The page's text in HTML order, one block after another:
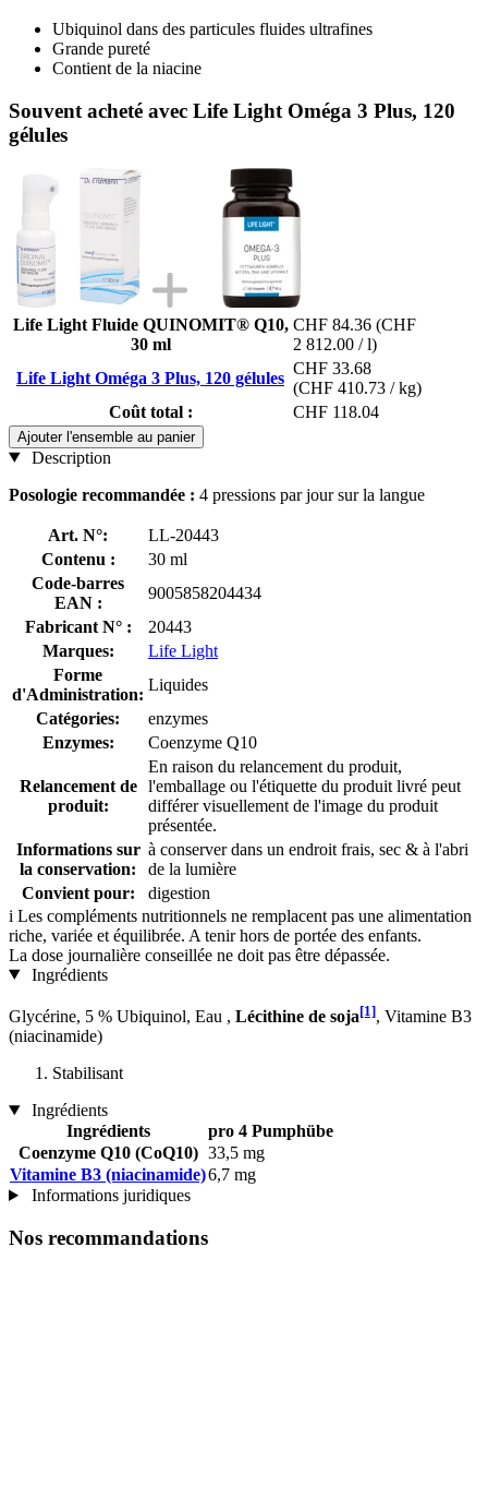
Ubiquinol dans des particules fluides ultrafines
Grande pureté
Contient de la niacine
Souvent acheté avec Life Light Oméga 3 Plus, 120
gélules
Life Light Fluide QUINOMIT® Q10,
30 ml
CHF 84.36 (CHF
2 812.00 / l)
Life Light Oméga 3 Plus, 120 gélules
CHF 33.68
(CHF 410.73 / kg)
Coût total :
CHF 118.04
Ajouter l'ensemble au panier
Description
Posologie recommandée : 4 pressions par jour sur la langue
Art. N°:
LL-20443
Contenu :
30 ml
Code-barres
EAN :
9005858204434
Fabricant N° :
20443
Marques:
Life Light
Forme
d'Administration:
Liquides
Catégories:
enzymes
Enzymes:
Coenzyme Q10
Relancement de
produit:
En raison du relancement du produit,
l'emballage ou l'étiquette du produit livré peut
différer visuellement de l'image du produit
présentée.
Informations sur
la conservation:
à conserver dans un endroit frais, sec & à l'abri
de la lumière
Convient pour:
digestion
i Les compléments nutritionnels ne remplacent pas une alimentation
riche, variée et équilibrée. A tenir hors de portée des enfants.
La dose journalière conseillée ne doit pas être dépassée.
Ingrédients
Glycérine, 5 % Ubiquinol, Eau , Lécithine de soja[1], Vitamine B3
(niacinamide)
Stabilisant
Ingrédients
Ingrédients
pro 4 Pumphübe
Coenzyme Q10 (CoQ10) 33,5 mg
Vitamine B3 (niacinamide)6,7 mg
Informations juridiques
Nos recommandations